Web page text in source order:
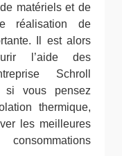
matériels et de
réalisation de
Il est alors
l’aide des
Schroll
vous pensez
thermique,
les meilleures